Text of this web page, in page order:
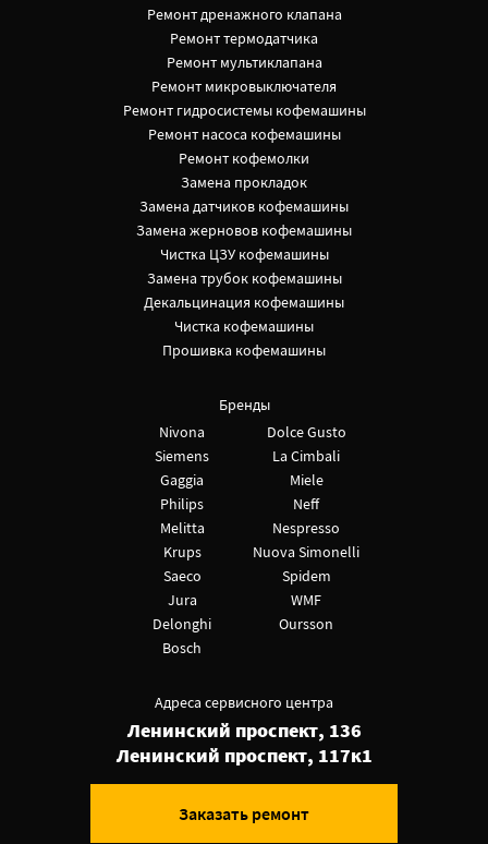
Ремонт дренажного клапана
Ремонт термодатчика
Ремонт мультиклапана
Ремонт микровыключателя
Ремонт гидросистемы кофемашины
Ремонт насоса кофемашины
Ремонт кофемолки
Замена прокладок
Замена датчиков кофемашины
Замена жерновов кофемашины
Чистка ЦЗУ кофемашины
Замена трубок кофемашины
Декальцинация кофемашины
Чистка кофемашины
Прошивка кофемашины
Бренды
Nivona
Siemens
Gaggia
Philips
Melitta
Krups
Saeco
Jura
Delonghi
Bosch
Dolce Gusto
La Cimbali
Miele
Neff
Nespresso
Nuova Simonelli
Spidem
WMF
Oursson
Адреса сервисного центра
Ленинский проспект, 136
Ленинский проспект, 117к1
Заказать ремонт